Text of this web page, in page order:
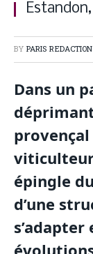
BY PARIS REDACTION
Dans un
provençal
épingle
d’une
s’adapter